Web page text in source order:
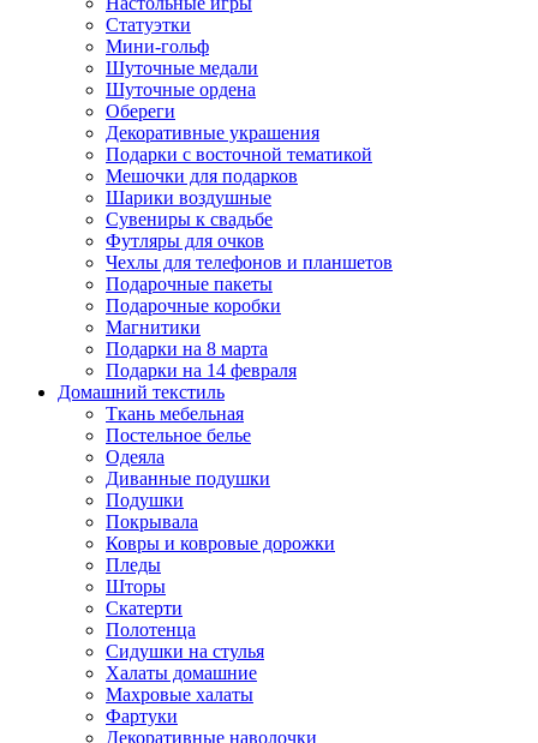
Статуэтки
Мини-гольф
Шуточные медали
Шуточные ордена
Обереги
Декоративные украшения
Подарки с восточной тематикой
Мешочки для подарков
Шарики воздушные
Сувениры к свадьбе
Футляры для очков
Чехлы для телефонов и планшетов
Подарочные пакеты
Подарочные коробки
Магнитики
Подарки на 8 марта
Подарки на 14 февраля
Домашний текстиль
Ткань мебельная
Постельное белье
Одеяла
Диванные подушки
Подушки
Покрывала
Ковры и ковровые дорожки
Пледы
Шторы
Скатерти
Полотенца
Сидушки на стулья
Халаты домашние
Махровые халаты
Фартуки
Декоративные наволочки